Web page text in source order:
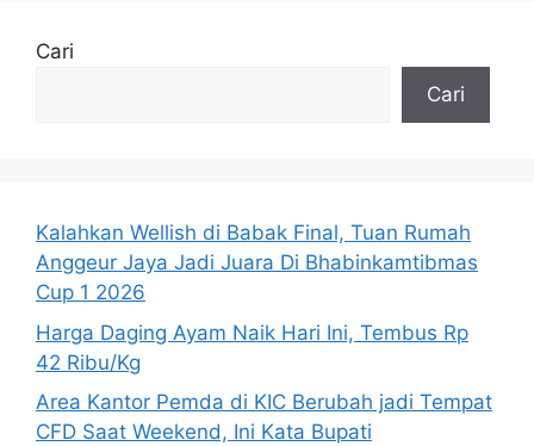
Cari
Cari
Kalahkan Wellish di Babak Final, Tuan Rumah
Anggeur Jaya Jadi Juara Di Bhabinkamtibmas
Cup 1 2026
Harga Daging Ayam Naik Hari Ini, Tembus Rp
42 Ribu/Kg
Area Kantor Pemda di KIC Berubah jadi Tempat
CFD Saat Weekend, Ini Kata Bupati